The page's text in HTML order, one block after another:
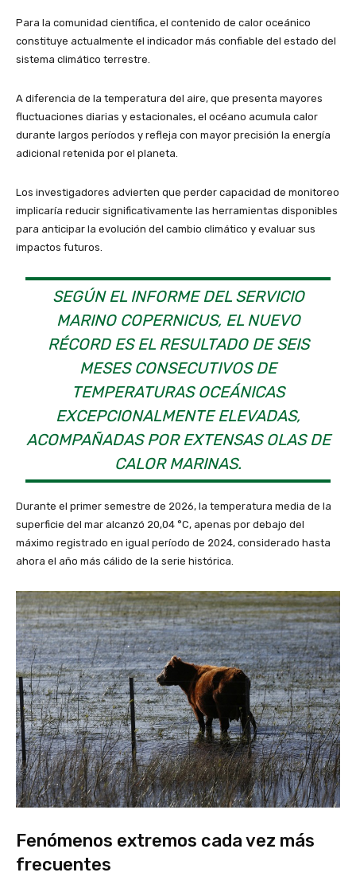
Para la comunidad científica, el contenido de calor oceánico
constituye actualmente el indicador más confiable del estado del
sistema climático terrestre.
A diferencia de la temperatura del aire, que presenta mayores
fluctuaciones diarias y estacionales, el océano acumula calor
durante largos períodos y refleja con mayor precisión la energía
adicional retenida por el planeta.
Los investigadores advierten que perder capacidad de monitoreo
implicaría reducir significativamente las herramientas disponibles
para anticipar la evolución del cambio climático y evaluar sus
impactos futuros.
SEGÚN EL INFORME DEL SERVICIO
MARINO COPERNICUS, EL NUEVO
RÉCORD ES EL RESULTADO DE SEIS
MESES CONSECUTIVOS DE
TEMPERATURAS OCEÁNICAS
EXCEPCIONALMENTE ELEVADAS,
ACOMPAÑADAS POR EXTENSAS OLAS DE
CALOR MARINAS.
Durante el primer semestre de 2026, la temperatura media de la
superficie del mar alcanzó 20,04 °C, apenas por debajo del
máximo registrado en igual período de 2024, considerado hasta
ahora el año más cálido de la serie histórica.
Fenómenos extremos cada vez más
frecuentes